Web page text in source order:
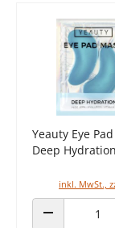
Yeauty Eye
Deep Hydration
inkl. MwSt.,